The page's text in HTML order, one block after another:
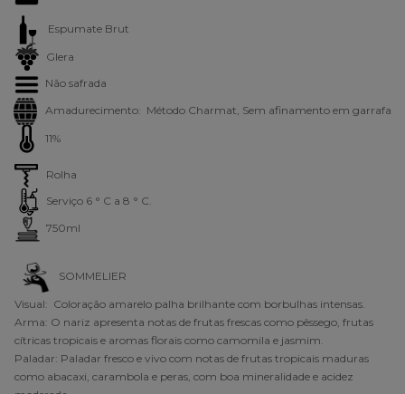
Espumate Brut
Glera
Não safrada
Amadurecimento: Método Charmat, Sem afinamento em garrafa
11%
Rolha
Serviço 6 ° C a 8 ° C.
750ml
SOMMELIER
Visual: Coloração amarelo palha brilhante com borbulhas intensas.
Arma: O nariz apresenta notas de frutas frescas como pêssego, frutas
cítricas tropicais e aromas florais como camomila e jasmim.
Paladar: Paladar fresco e vivo com notas de frutas tropicais maduras
como abacaxi, carambola e peras, com boa mineralidade e acidez